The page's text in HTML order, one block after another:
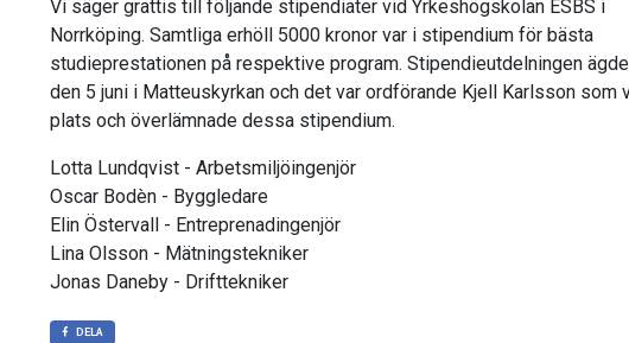
Vi säger grattis till följande stipendiater vid Yrkeshögskolan ESBS i
Norrköping. Samtliga erhöll 5000 kronor var i stipendium för bästa
studieprestationen på respektive program. Stipendieutdelningen
den 5 juni i Matteuskyrkan och det var ordförande Kjell Karlsson som
plats och överlämnade dessa stipendium.
Lotta Lundqvist - Arbetsmiljöingenjör
Oscar Bodèn - Byggledare
Elin Östervall - Entreprenadingenjör
Lina Olsson - Mätningstekniker
Jonas Daneby - Drifttekniker
DELA